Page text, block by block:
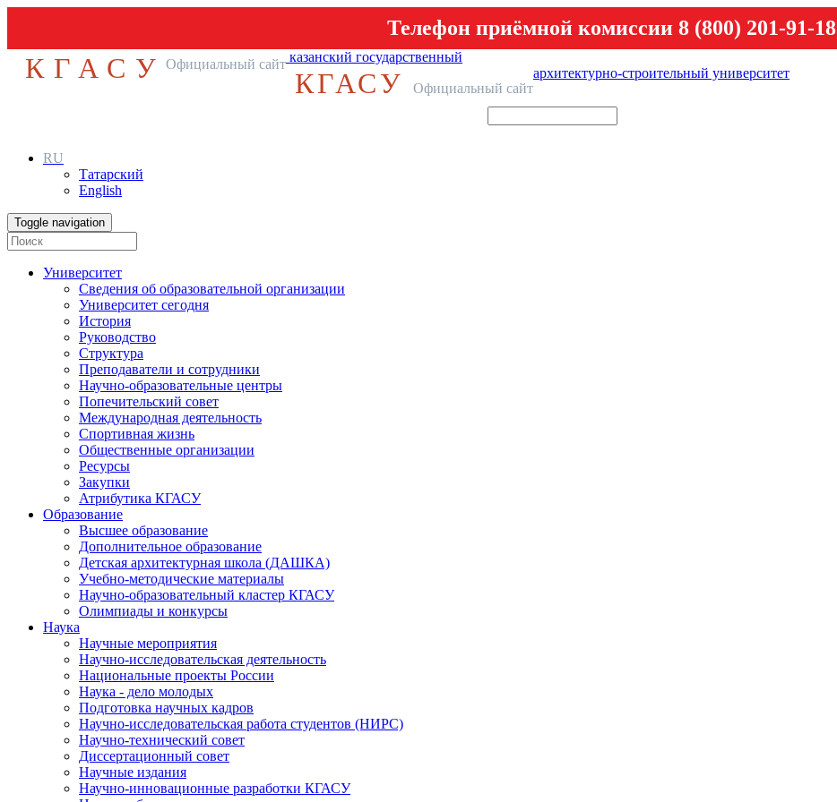
Телефон приёмной комиссии 8 (800) 201-91-18
КГАСУ Официальный сайт казанский государственный
архитектурно-строительный университет
КГАСУ Официальный сайт
RU
Татарский
English
Toggle navigation
Университет
Сведения об образовательной организации
Университет сегодня
История
Руководство
Структура
Преподаватели и сотрудники
Научно-образовательные центры
Попечительский совет
Международная деятельность
Спортивная жизнь
Общественные организации
Ресурсы
Закупки
Атрибутика КГАСУ
Образование
Высшее образование
Дополнительное образование
Детская архитектурная школа (ДАШКА)
Учебно-методические материалы
Научно-образовательный кластер КГАСУ
Олимпиады и конкурсы
Наука
Научные мероприятия
Научно-исследовательская деятельность
Национальные проекты России
Наука - дело молодых
Подготовка научных кадров
Научно-исследовательская работа студентов (НИРС)
Научно-технический совет
Диссертационный совет
Научные издания
Научно-инновационные разработки КГАСУ